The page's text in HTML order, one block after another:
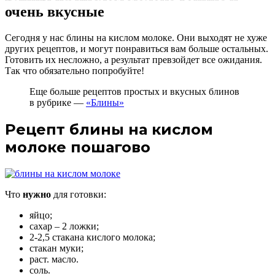
очень вкусные
Сегодня у нас блины на кислом молоке. Они выходят не хуже
других рецептов, и могут понравиться вам больше остальных.
Готовить их несложно, а результат превзойдет все ожидания.
Так что обязательно попробуйте!
Еще больше рецептов простых и вкусных блинов
в рубрике — «Блины»
Рецепт блины на кислом
молоке пошагово
Что нужно для готовки:
яйцо;
сахар – 2 ложки;
2-2,5 стакана кислого молока;
стакан муки;
раст. масло.
соль.